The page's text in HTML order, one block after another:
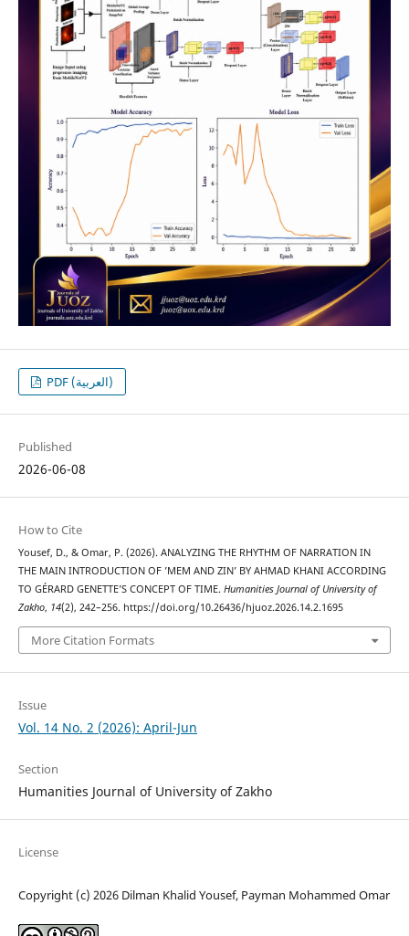
PDF (العربية)
Published
2026-06-08
How to Cite
Yousef, D., & Omar, P. (2026). ANALYZING THE RHYTHM OF NARRATION IN
THE MAIN INTRODUCTION OF ’MEM AND ZIN’ BY AHMAD KHANI ACCORDING
TO GÉRARD GENETTE’S CONCEPT OF TIME. Humanities Journal of University of
Zakho, 14(2), 242–256. https://doi.org/10.26436/hjuoz.2026.14.2.1695
More Citation Formats
Issue
Vol. 14 No. 2 (2026): April-Jun
Section
Humanities Journal of University of Zakho
License
Copyright (c) 2026 Dilman Khalid Yousef, Payman Mohammed Omar